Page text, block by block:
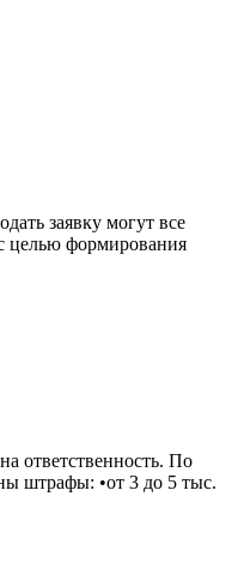
заявку могут все
целью формирования
ответственность. По
штрафы: •от 3 до 5 тыс.